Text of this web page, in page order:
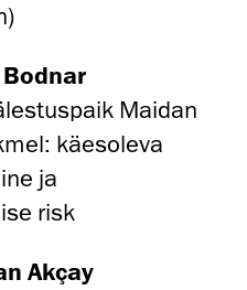
Maidan
käesoleva
ja
risk
Akçay